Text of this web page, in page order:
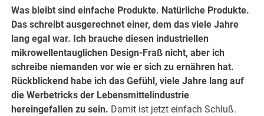
Was bleibt sind einfache Produkte. Natürliche Produkte.
Das schreibt ausgerechnet einer, dem das viele Jahre
lang egal war. Ich brauche diesen industriellen
mikrowellentauglichen Design-Fraß nicht, aber ich
schreibe niemanden vor wie er sich zu ernähren hat.
Rückblickend habe ich das Gefühl, viele Jahre lang auf
die Werbetricks der Lebensmittelindustrie
hereingefallen zu sein. Damit ist jetzt einfach Schluß.